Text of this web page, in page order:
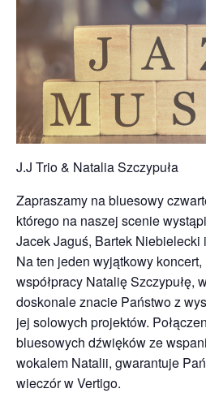
J.J Trio & Natalia Szczypuła
Zapraszamy na bluesowy
którego na naszej scenie
Jacek Jaguś, Bartek Niebielecki
Na ten jeden wyjątkowy
współpracy Natalię Szczypułę,
doskonale znacie Państwo z
jej solowych projektów.
bluesowych dźwięków ze
wokalem Natalii, gwarantuje
wieczór w Vertigo.